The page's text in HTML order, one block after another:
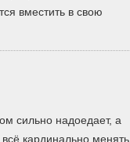
вместить в свою
сильно надоедает, а
кардинально менять